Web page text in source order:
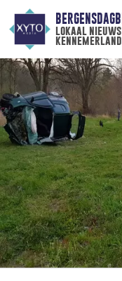
lokaal nieuws
kennemerland